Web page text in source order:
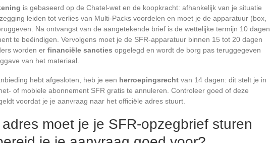
is gebaseerd op de Chatel-wet en de koopkracht: afhankelijk van je situatie
leiden tot verlies van Multi-Packs voordelen en moet je de apparatuur (box,
Na ontvangst van de aangetekende brief is de wettelijke termijn 10 dagen
te beëindigen. Vervolgens moet je de SFR-apparatuur binnen 15 tot 20 dagen
worden er financiële sancties opgelegd en wordt de borg pas teruggegeven
van het materiaal.
hebt afgesloten, heb je een herroepingsrecht van 14 dagen: dit stelt je in
of mobiele abonnement SFR gratis te annuleren. Controleer goed of deze
voordat je je aanvraag naar het officiële adres stuurt.
moet je je SFR-opzegbrief sturen